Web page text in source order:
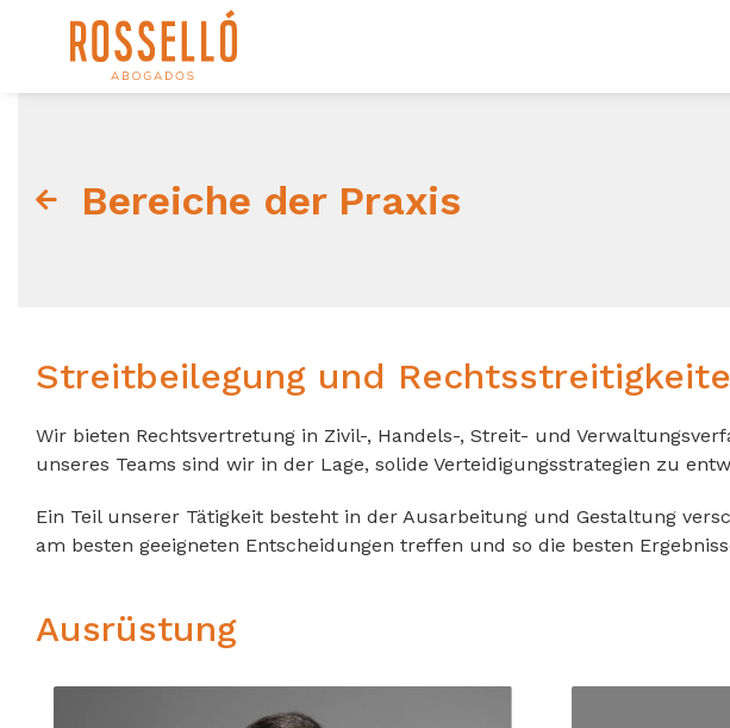
Bereiche der Praxis
Streitbeilegung und
Wir bieten Rechtsvertretung in Zivil-, Handels-, Streit- und
unseres Teams sind wir in der Lage, solide Verteidigungsstrategien zu
Ein Teil unserer Tätigkeit besteht in der Ausarbeitung und Gestaltung
am besten geeigneten Entscheidungen treffen und so die besten
Ausrüstung